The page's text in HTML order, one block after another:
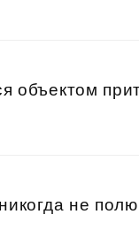
объектом
не